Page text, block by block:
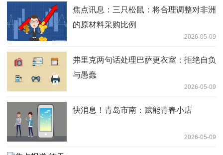
焦点讯息：三只松鼠：将合理调整对非洲
的原材料采购比例
2026-05-09
弗里克两句话处理巴萨更衣室：拒绝自负
与愚蠢
2026-05-09
快消息！青岛市南：赋能青春小店
2026-05-09